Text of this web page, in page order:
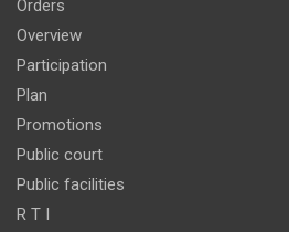
Orders
Overview
Participation
Plan
Promotions
Public court
Public facilities
R T I